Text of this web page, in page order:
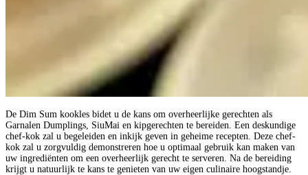
De Dim Sum kookles bidet u de kans om overheerlijke gerechten als
Garnalen Dumplings, SiuMai en kipgerechten te bereiden. Een deskundige
chef-kok zal u begeleiden en inkijk geven in geheime recepten. Deze chef-
kok zal u zorgvuldig demonstreren hoe u optimaal gebruik kan maken van
uw ingrediënten om een overheerlijk gerecht te serveren. Na de bereiding
krijgt u natuurlijk te kans te genieten van uw eigen culinaire hoogstandje.